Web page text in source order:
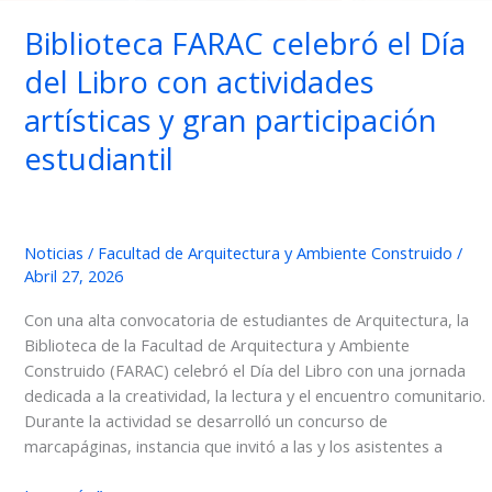
Biblioteca FARAC celebró el Día
del Libro con actividades
artísticas y gran participación
estudiantil
Noticias / Facultad de Arquitectura y Ambiente Construido /
Abril 27, 2026
Con una alta convocatoria de estudiantes de Arquitectura, la
Biblioteca de la Facultad de Arquitectura y Ambiente
Construido (FARAC) celebró el Día del Libro con una jornada
dedicada a la creatividad, la lectura y el encuentro comunitario.
Durante la actividad se desarrolló un concurso de
marcapáginas, instancia que invitó a las y los asistentes a